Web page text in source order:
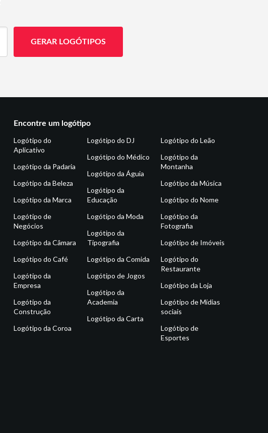
GERAR LOGÓTIPOS
Encontre um logótipo
Logótipo do
Aplicativo
Logótipo da Padaria
Logótipo da Beleza
Logótipo da Marca
Logótipo de
Negócios
Logótipo da Câmara
Logótipo do Café
Logótipo da
Empresa
Logótipo da
Construção
Logótipo da Coroa
Logótipo do DJ
Logótipo do Médico
Logótipo da Águia
Logótipo da
Educação
Logótipo da Moda
Logótipo da
Tipografia
Logótipo da Comida
Logótipo de Jogos
Logótipo da
Academia
Logótipo da Carta
Logótipo do Leão
Logótipo da
Montanha
Logótipo da Música
Logótipo do Nome
Logótipo da
Fotografia
Logótipo de Imóveis
Logótipo do
Restaurante
Logótipo da Loja
Logótipo de Mídias
sociais
Logótipo de
Esportes